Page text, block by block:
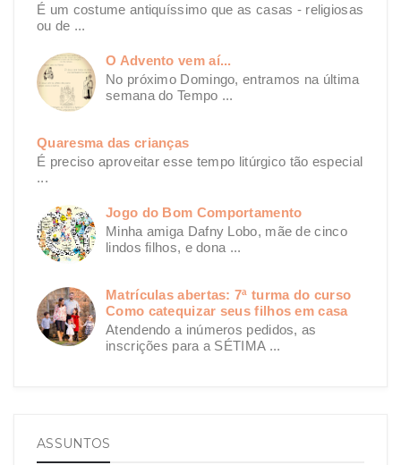
É um costume antiquíssimo que as casas - religiosas
ou de ...
O Advento vem aí...
No próximo Domingo, entramos na última
semana do Tempo ...
Quaresma das crianças
É preciso aproveitar esse tempo litúrgico tão especial
...
Jogo do Bom Comportamento
Minha amiga Dafny Lobo, mãe de cinco
lindos filhos, e dona ...
Matrículas abertas: 7ª turma do curso
Como catequizar seus filhos em casa
Atendendo a inúmeros pedidos, as
inscrições para a SÉTIMA ...
ASSUNTOS